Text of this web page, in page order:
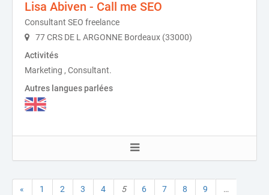
Lisa Abiven - Call me SEO
Consultant SEO freelance
77 CRS DE L ARGONNE Bordeaux (33000)
Activités
Marketing , Consultant.
Autres langues parlées
« 1 2 3 4 5 6 7 8 9 …